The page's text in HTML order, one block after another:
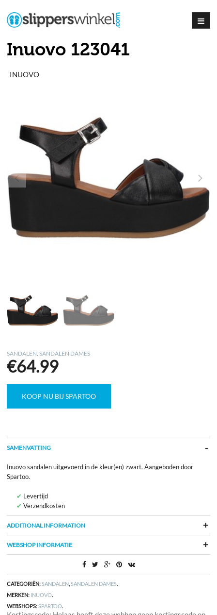
Inuovo 123041
INUOVO
SANDALEN ,SANDALEN DAMES
€64.99
KOOP NU BIJ SPARTOO
SAMENVATTING
Inuovo sandalen uitgevoerd in de kleur(en) zwart. Aangeboden door
Spartoo.
Levertijd
Verzendkosten
ADDITIONAL INFORMATION
WEBSHOP INFORMATIE
CATEGORIËN:SANDALEN,SANDALEN DAMES.
MERKEN: INUOVO.
WEBSHOPS:SPARTOO.